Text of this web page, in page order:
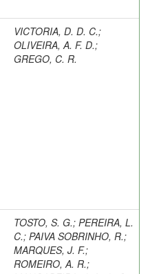
VICTORIA, D. D. C.;
OLIVEIRA, A. F. D.;
GREGO, C. R.
TOSTO, S. G.; PEREIRA, L.
C.; PAIVA SOBRINHO, R.;
MARQUES, J. F.;
ROMEIRO, A. R.;